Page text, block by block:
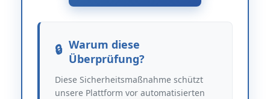
Warum diese
Überprüfung?
Diese Sicherheitsmaßnahme schützt
unsere Plattform vor automatisierten